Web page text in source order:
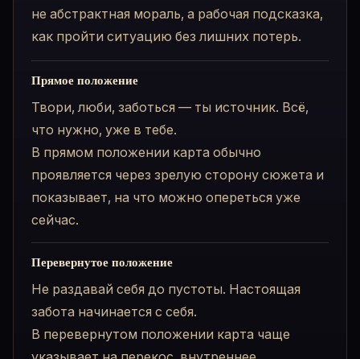
не абстрактная мораль, а рабочая подсказка,
как пройти ситуацию без лишних потерь.
Прямое положение
Твори, люби, заботься — ты источник. Всё,
что нужно, уже в тебе.
В прямом положении карта обычно
проявляется через зрелую сторону сюжета и
показывает, на что можно опереться уже
сейчас.
Перевернутое положение
Не раздавай себя до пустоты. Настоящая
забота начинается с себя.
В перевернутом положении карта чаще